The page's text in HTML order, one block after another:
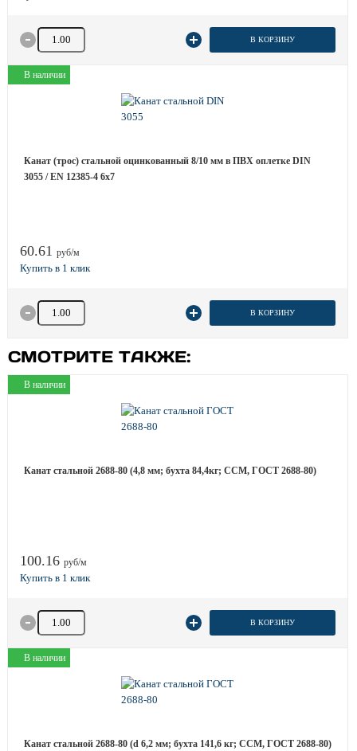
Количество товара В КОРЗИНУ
В наличии
Канат (трос) стальной оцинкованный 8/10 мм в ПВХ оплетке DIN
3055 / EN 12385-4 6x7
60.61 руб/м
Количество товара В КОРЗИНУ
СМОТРИТЕ ТАКЖЕ:
В наличии
Канат стальной 2688-80 (4,8 мм; бухта 84,4кг; ССМ, ГОСТ 2688-80)
100.16 руб/м
Количество товара В КОРЗИНУ
В наличии
Канат стальной 2688-80 (d 6,2 мм; бухта 141,6 кг; ССМ, ГОСТ 2688-80)